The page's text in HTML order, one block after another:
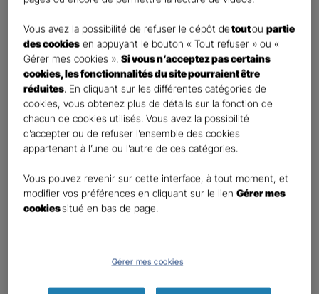
Contact *
First Last
Téléphone*
United
States
+1
E-mail
En cochant cette case et en soumettant ce formulaire,
j'accepte que mes données personnelles soient utilisées
Vous avez la possibilité de refuser le dépôt detoutoupartie
des cookies en appuyant le bouton « Tout refuser » ou «
Gérer mes cookies ».Si vous n’acceptez pas certains
cookies, les fonctionnalités du site pourraient être
réduites. En cliquant sur les différentes catégories de
cookies, vous obtenez plus de détails sur la fonction de
chacun de cookies utilisés. Vous avez la possibilité
d’accepter ou de refuser l’ensemble des cookies
appartenant à l’une ou l’autre de ces catégories.
Vous pouvez revenir sur cette interface, à tout moment, et
modifier vos préférences en cliquant sur le lienGérer mes
cookiessitué en bas de page.
Gérer mes cookies